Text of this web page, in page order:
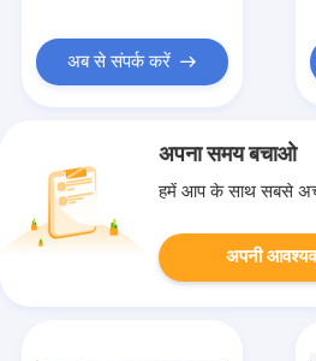
अब से संपर्क करें
अपना समय बचाओ
हमें आप के साथ सबसे
अपनी